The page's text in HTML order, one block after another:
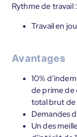
Rythme de travail :
Travail en
Avantages
10%
de prime de
total brut
Demandes
Un des